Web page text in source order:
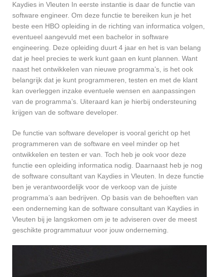
Kaydies in Vleuten In eerste instantie is daar de functie van
software engineer. Om deze functie te bereiken kun je het
beste een HBO opleiding in de richting van informatica volgen,
eventueel aangevuld met een bachelor in software
engineering. Deze opleiding duurt 4 jaar en het is van belang
dat je heel precies te werk kunt gaan en kunt plannen. Want
naast het ontwikkelen van nieuwe programma’s, is het ook
belangrijk dat je kunt programmeren, testen en met de klant
kan overleggen inzake eventuele wensen en aanpassingen
van de programma’s. Uiteraard kan je hierbij ondersteuning
krijgen van de software developer.
De functie van software developer is vooral gericht op het
programmeren van de software en veel minder op het
ontwikkelen en testen er van. Toch heb je ook voor deze
functie een opleiding informatica nodig. Daarnaast heb je nog
de software consultant van Kaydies in Vleuten. In deze functie
ben je verantwoordelijk voor de verkoop van de juiste
programma’s aan bedrijven. Op basis van de behoeften van
een onderneming kan de software consultant van Kaydies in
Vleuten bij je langskomen om je te adviseren over de meest
geschikte programmatuur voor jouw onderneming.